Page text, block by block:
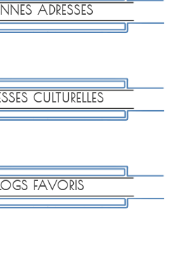
ADRESSES
CULTURELLES
FAVORIS